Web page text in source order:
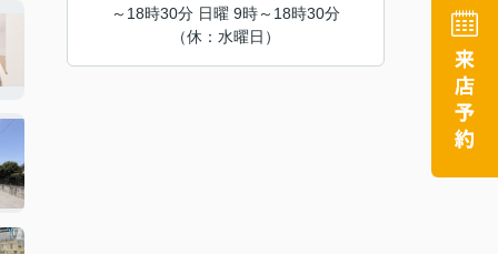
～18時30分 日曜 9時～18時30分
（休：水曜日）